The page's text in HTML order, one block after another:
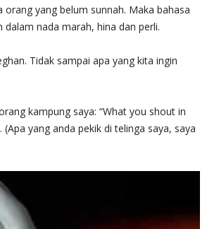
orang yang belum sunnah. Maka bahasa
dalam nada marah, hina dan perli.
Tidak sampai apa yang kita ingin
kampung saya: “What you shout in
yang anda pekik di telinga saya, saya